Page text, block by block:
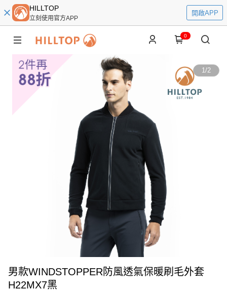
HILLTOP
立刻使用官方APP
開啟APP
0
1/2
男款WINDSTOPPER防風透氣保暖刷毛外套
H22MX7黑